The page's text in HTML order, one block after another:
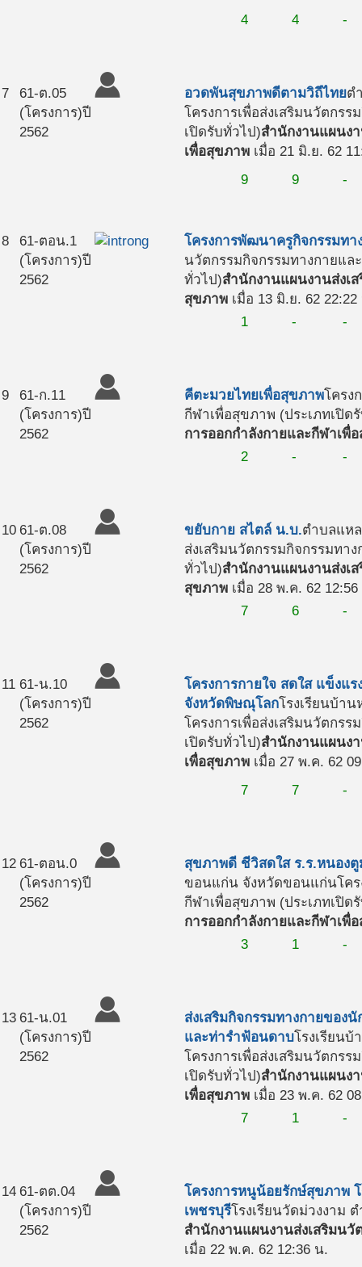
4
4 -
7
61-ต.05
(โครงการ)ปี
2562
อวดพันสุขภาพดีตามวิถีไทยต
โครงการเพื่อส่งเสริมนวัตกร
เปิดรับทั่วไป)สำนักงานแผนง
เพื่อสุขภาพ เมื่อ 21 มิ.ย. 62
9
9 -
8
61-ตอน.1
(โครงการ)ปี
2562
โครงการพัฒนาครูกิจกรรมท
นวัตกรรมกิจกรรมทางกายแล
ทั่วไป)สำนักงานแผนงานส่งเ
สุขภาพ เมื่อ 13 มิ.ย. 62
1
- -
9
61-ก.11
(โครงการ)ปี
2562
คีตะมวยไทยเพื่อสุขภาพโครง
กีฬาเพื่อสุขภาพ (ประเภทเปิด
การออกกำลังกายและกีฬาเพื่
2
- -
10 61-ต.08
(โครงการ)ปี
2562
ขยับกาย สไตล์ น.บ.ตำบลแห
ส่งเสริมนวัตกรรมกิจกรรมทา
ทั่วไป)สำนักงานแผนงานส่งเ
สุขภาพ เมื่อ 28 พ.ค. 62
7
6 -
11 61-น.10
(โครงการ)ปี
2562
โครงการกายใจ สดใส แข็งแ
จังหวัดพิษณุโลกโรงเรียนบ้า
โครงการเพื่อส่งเสริมนวัตกร
เปิดรับทั่วไป)สำนักงานแผนง
เพื่อสุขภาพ เมื่อ 27 พ.ค. 62
7
7 -
12 61-ตอน.0
(โครงการ)ปี
2562
สุขภาพดี ชีวิสดใส ร.ร.หนองตู
ขอนแก่น จังหวัดขอนแก่นโค
กีฬาเพื่อสุขภาพ (ประเภทเปิด
การออกกำลังกายและกีฬาเพื่
3
1 -
13 61-น.01
(โครงการ)ปี
2562
ส่งเสริมกิจกรรมทางกายของ
และท่ารำฟ้อนดาบโรงเรียน
โครงการเพื่อส่งเสริมนวัตกร
เปิดรับทั่วไป)สำนักงานแผนง
เพื่อสุขภาพ เมื่อ 23 พ.ค. 62
7
1 -
14 61-ตต.04
(โครงการ)ปี
2562
โครงการหนูน้อยรักษ์สุขภาพ
เพชรบุรีโรงเรียนวัดม่วงงาม
สำนักงานแผนงานส่งเสริมนวั
เมื่อ 22 พ.ค. 62 12:36 น.